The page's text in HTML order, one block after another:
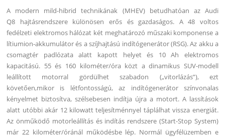
A modern mild-hibrid technikának (MHEV) betudhatóan az Audi
Q8 hajtásrendszere különösen erős és gazdaságos. A 48 voltos
fedélzeti elektromos hálózat két meghatározó műszaki komponense a
lítiumion-akkumulátor és a szíjhajtású indítógenerátor (RSG). Az akku a
csomagtér padlózata alatt kapott helyet és 10 Ah elektromos
kapacitású. 55 és 160 kilométer/óra közt a dinamikus SUV-modell
leállított motorral gördülhet szabadon („vitorlázás”), ezt
követően,mikor is létfontosságú, az indítógenerátor színvonalas
kényelmet biztosítva, szélsebesen indítja újra a motort. A lassítások
alatt utóbbi akár 12 kilowatt teljesítménnyel táplálhat vissza energiát.
Az önműködő motorleállítás és indítás rendszere (Start-Stop System)
már 22 kilométer/óránál működésbe lép. Normál ügyfélüzemben e